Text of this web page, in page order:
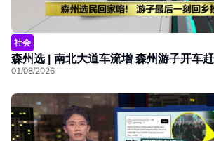
社会
森州选 | 南北大道车流增 森州游子开车
01/08/2026